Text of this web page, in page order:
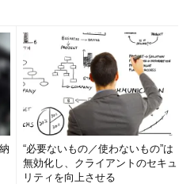
“必要ないもの／使わないもの”は
無効化し、クライアントのセキュ
リティを向上させる